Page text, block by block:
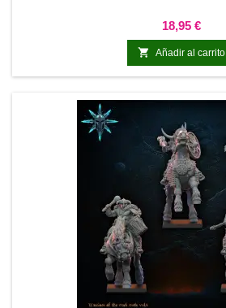
Precio
18,95 €
 Añadir al carrito